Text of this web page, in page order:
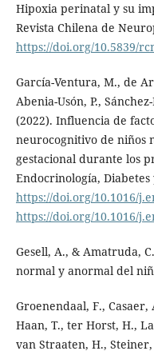
Hipoxia perinatal y su
Revista Chilena de
https://doi.org/10.5839/
García-Ventura, M., de
Abenia-Usón, P.,
(2022). Influencia de
neurocognitivo de niños
gestacional durante los
Endocrinología,
https://doi.org/10.1016/
https://doi.org/10.1016/
Gesell, A., & Amatruda,
normal y anormal del
Groenendaal, F.,
Haan, T., ter Horst, H.,
van Straaten, H.,